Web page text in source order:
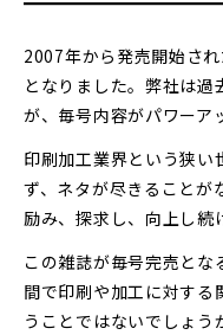
2007年から発売開始さ
となりました。弊社は
が、毎号内容がパワーア
印刷加工業界という狭い
ず、ネタが尽きることが
励み、探求し、向上し続
この雑誌が毎号完売と
間で印刷や加工に対する
うことではないでしょう